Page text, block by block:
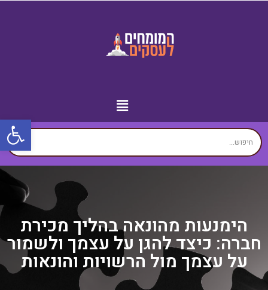
הימנעות מהונאה בהליך מכירת
חברה: כיצד להגן על עצמך ולשמור
על עצמך מול הרשויות והונאות